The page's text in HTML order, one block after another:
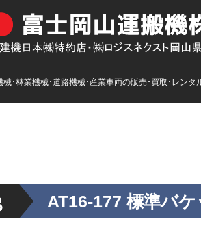
械･林業機械･道路機械･産業車両の販売･買取･レンタ
AT16-177 標準バ